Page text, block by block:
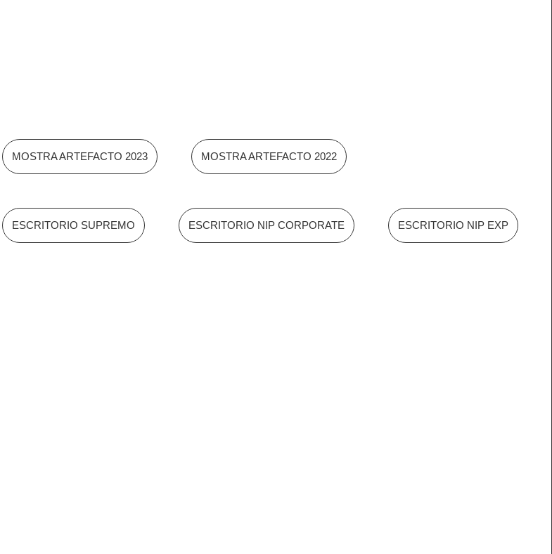
MOSTRA ARTEFACTO 2023 MOSTRA ARTEFACTO 2022
ESCRITORIO SUPREMO ESCRITORIO NIP CORPORATE ESCRITORIO NIP EXP